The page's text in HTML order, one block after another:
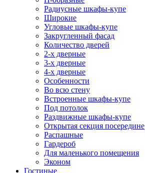
Радиусные шкафы-купе
Широкие
Угловые шкафы-купе
Закругленный фасад
Количество дверей
2-х дверные
3-х дверные
4-х дверные
Особенности
Во всю стену
Встроенные шкафы-купе
Под потолок
Раздвижные шкафы-купе
Открытая секция посередине
Распашные
Гардероб
Для маленького помещения
Эконом
Гостиные